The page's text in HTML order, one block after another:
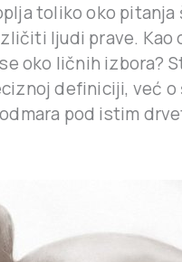
toliko oko pitanja
ljudi prave. Kao
oko ličnih izbora?
definiciji, već
pod istim